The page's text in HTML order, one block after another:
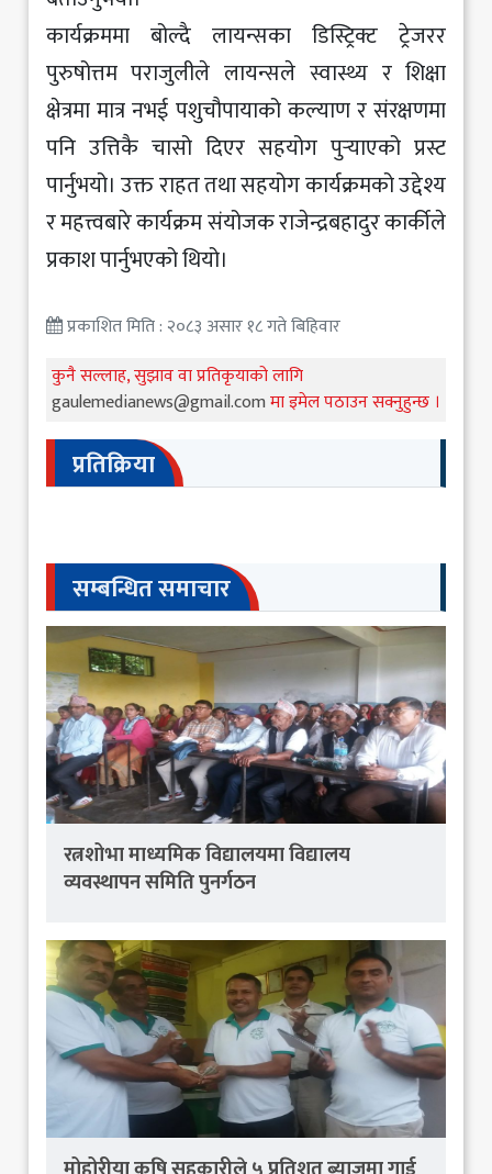
कार्यक्रममा बोल्दै लायन्सका डिस्ट्रिक्ट ट्रेजरर
पुरुषोत्तम पराजुलीले लायन्सले स्वास्थ्य र शिक्षा
क्षेत्रमा मात्र नभई पशुचौपायाको कल्याण र संरक्षणमा
पनि उत्तिकै चासो दिएर सहयोग पुर्‍याएको प्रस्ट
पार्नुभयो। उक्त राहत तथा सहयोग कार्यक्रमको उद्देश्य
र महत्त्वबारे कार्यक्रम संयोजक राजेन्द्रबहादुर कार्कीले
प्रकाश पार्नुभएको थियो।
प्रकाशित मिति : २०८३ असार १८ गते बिहिवार
कुनै सल्लाह, सुझाव वा प्रतिकृयाको लागि
gaulemedianews@gmail.comमा इमेल पठाउन सक्नुहुन्छ ।
प्रतिक्रिया
सम्बन्धित समाचार
रत्नशोभा माध्यमिक विद्यालयमा विद्यालय
व्यवस्थापन समिति पुनर्गठन